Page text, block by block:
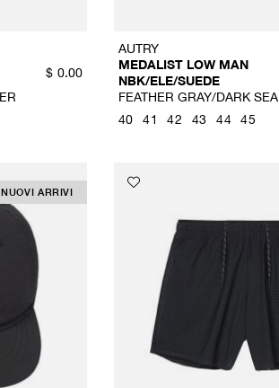
$ 0.00
AUTRY
MEDALIST LOW MAN
NBK/ELE/SUEDE
FEATHER GRAY/DARK SEA
40 41 42 43 44 45
NUOVI ARRIVI